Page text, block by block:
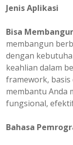
Jenis Aplikasi
Bisa
membangun
dengan
keahlian dalam
framework,
membantu Anda
fungsional,
Bahasa